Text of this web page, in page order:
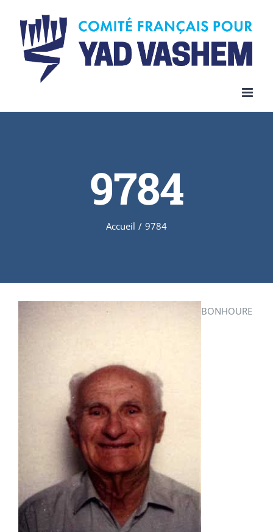
content
9784
Accueil / 9784
BONHOURE